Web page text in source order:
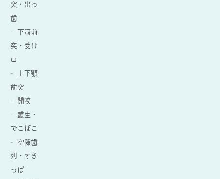
突・出っ
歯
下顎前
突・受け
口
上下顎
前突
開咬
叢生・
でこぼこ
空隙歯
列・すき
っぱ